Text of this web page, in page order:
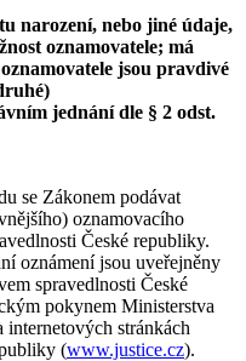
narození, nebo jiné údaje,
oznamovatele; má
jsou pravdivé
jednání dle § 2 odst.
se Zákonem podávat
oznamovacího
České republiky.
oznámení jsou uveřejněny
spravedlnosti České
pokynem Ministerstva
internetových stránkách
(www.justice.cz).